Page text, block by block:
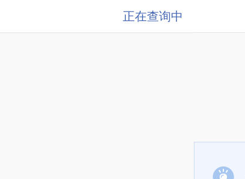
正在查询中